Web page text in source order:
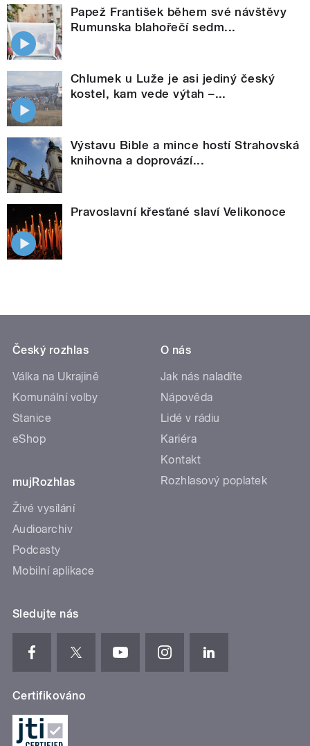
Papež František během své návštěvy
Rumunska blahořečí sedm...
Chlumek u Luže je asi jediný český
kostel, kam vede výtah –...
Výstavu Bible a mince hostí Strahovská
knihovna a doprovází...
Pravoslavní křesťané slaví Velikonoce
Český rozhlas
Válka na Ukrajině
Komunální volby
Stanice
eShop
mujRozhlas
Živé vysílání
Audioarchiv
Podcasty
Mobilní aplikace
O nás
Jak nás naladíte
Nápověda
Lidé v rádiu
Kariéra
Kontakt
Rozhlasový poplatek
Sledujte nás
Certifikováno